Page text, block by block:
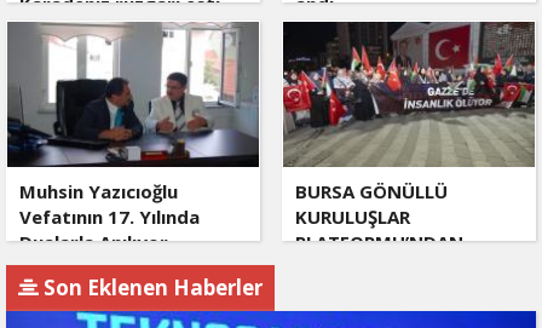
Muhsin Yazıcıoğlu
Vefatının 17. Yılında
Dualarla Anılıyor
BURSA GÖNÜLLÜ
KURULUŞLAR
PLATFORMU’NDAN
Son Eklenen Haberler